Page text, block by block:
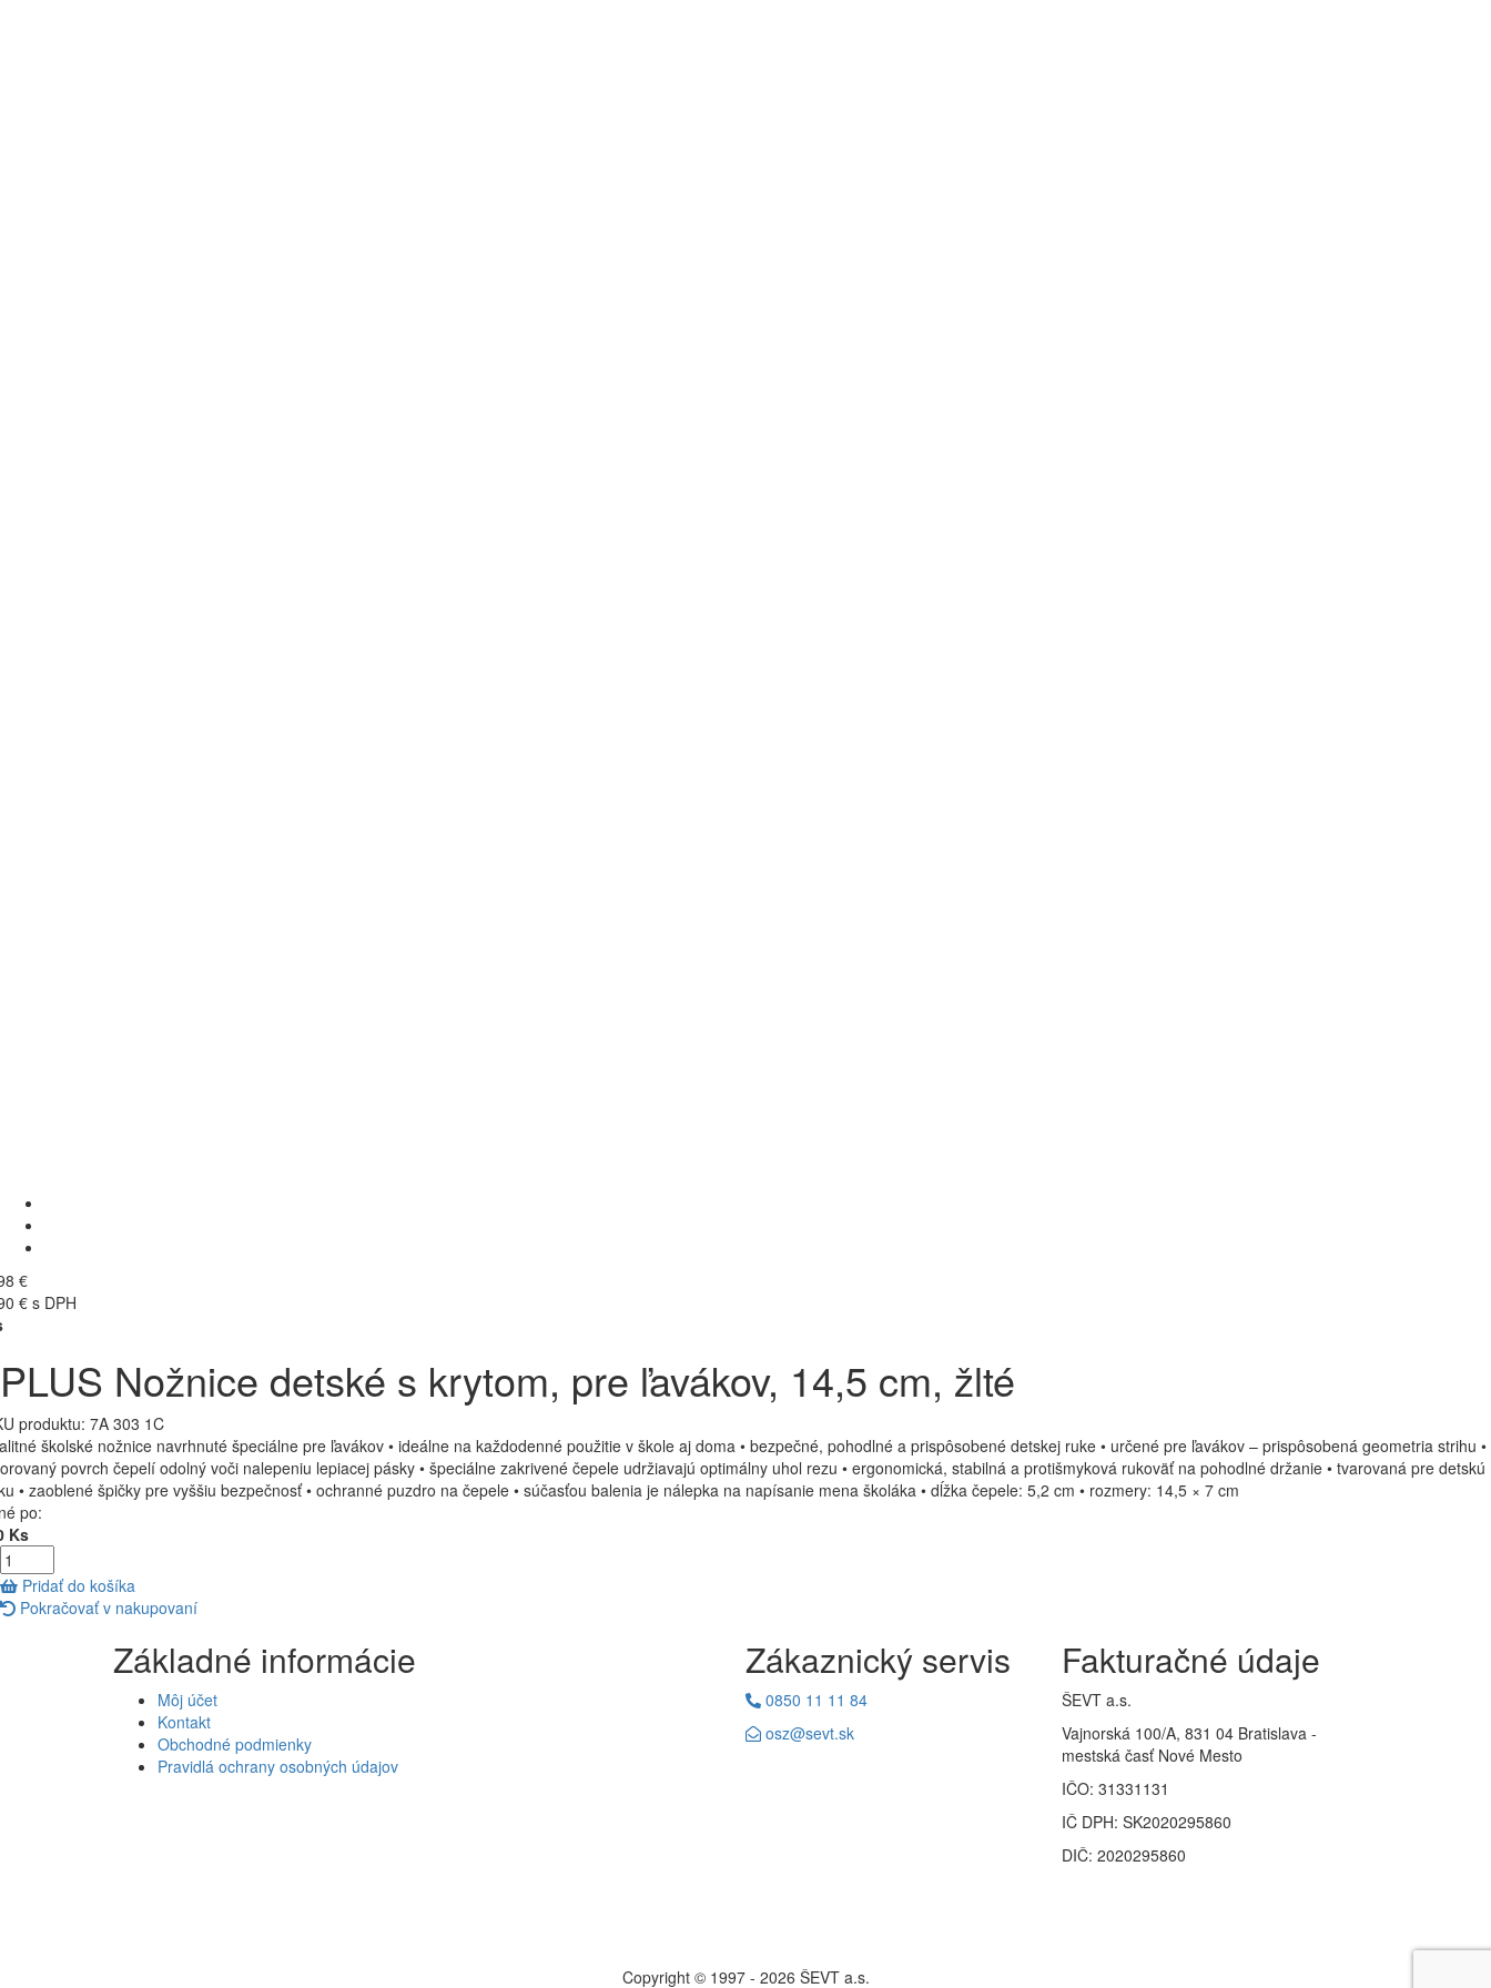
€
€ s DPH
PLUS Nožnice detské s krytom, pre ľavákov, 14,5 cm, žlté
produktu: 7A 303 1C
školské nožnice navrhnuté špeciálne pre ľavákov • ideálne na každodenné použitie v škole aj doma • bezpečné, pohodlné a prispôsobené detskej ruke • určené pre ľavákov – prispôsobená geometria strihu •
povrch čepelí odolný voči nalepeniu lepiacej pásky • špeciálne zakrivené čepele udržiavajú optimálny uhol rezu • ergonomická, stabilná a protišmyková rukoväť na pohodlné držanie • tvarovaná pre detskú
• zaoblené špičky pre vyššiu bezpečnosť • ochranné puzdro na čepele • súčasťou balenia je nálepka na napísanie mena školáka • dĺžka čepele: 5,2 cm • rozmery: 14,5 × 7 cm
po:
Ks
Pridať do košíka
Pokračovať v nakupovaní
Základné informácie
Môj účet
Kontakt
Obchodné podmienky
Pravidlá ochrany osobných údajov
Zákaznický servis
0850 11 11 84
osz@sevt.sk
Fakturačné údaje
ŠEVT a.s.
Vajnorská 100/A, 831 04 Bratislava -
mestská časť Nové Mesto
IČO: 31331131
IČ DPH: SK2020295860
DIČ: 2020295860
Copyright © 1997 - 2026 ŠEVT a.s.